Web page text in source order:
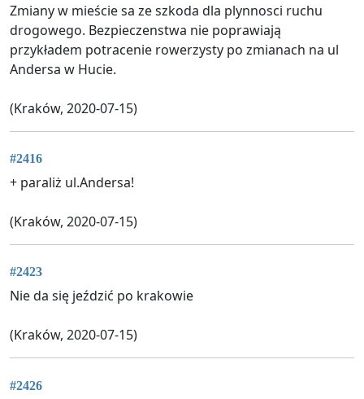
Zmiany w mieście sa ze szkoda dla plynnosci ruchu
drogowego. Bezpieczenstwa nie poprawiają
przykładem potracenie rowerzysty po zmianach na ul
Andersa w Hucie.
(Kraków, 2020-07-15)
#2416
+ paraliż ul.Andersa!
(Kraków, 2020-07-15)
#2423
Nie da się jeździć po krakowie
(Kraków, 2020-07-15)
#2426